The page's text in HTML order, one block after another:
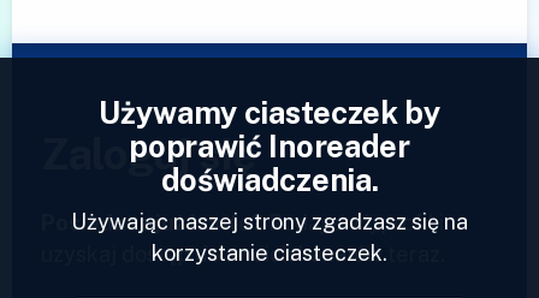
Zaloguj się
Posiadasz już konto?Podaj swój profil i
uzyskaj dostęp do swoich kanałów teraz.
Używamy ciasteczek by
poprawić Inoreader
doświadczenia.
Używając naszej strony zgadzasz się na
korzystanie ciasteczek.